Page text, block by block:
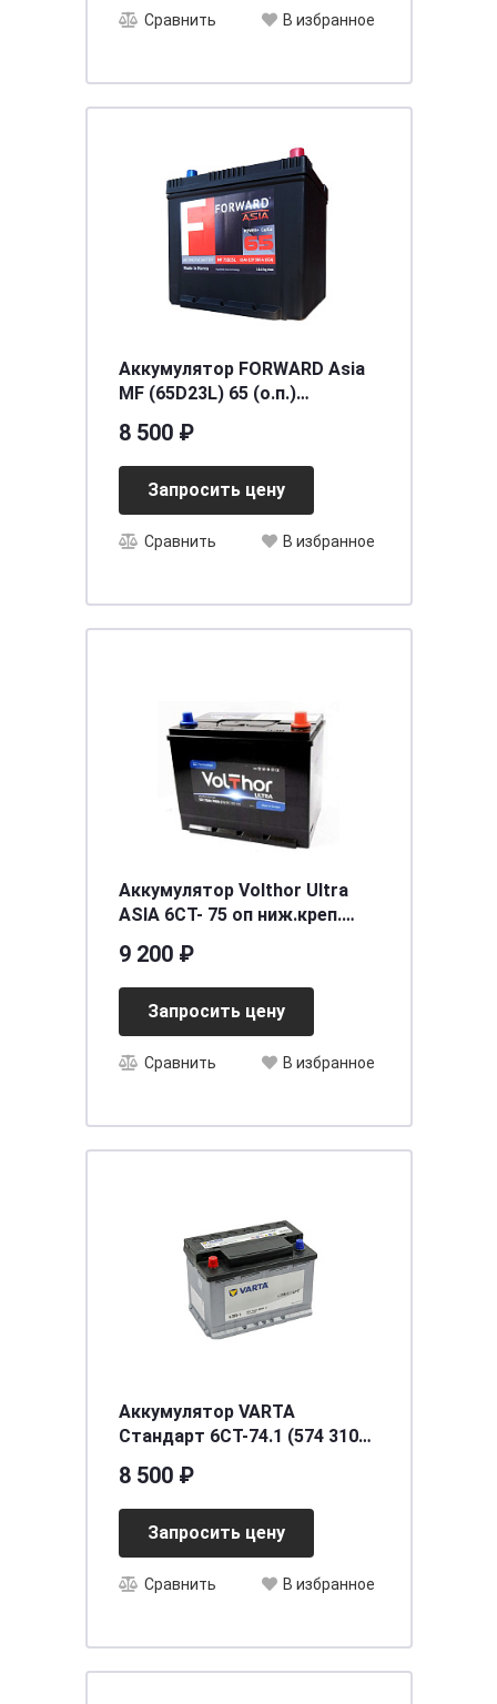
Сравнить В избранное
Аккумулятор FORWARD Asia
MF (65D23L) 65 (о.п.)
[д232ш173в225/580CCA] [D23]
8 500 ₽
Запросить цену
Сравнить В избранное
Аккумулятор Volthor Ultra
ASIA 6СТ- 75 оп ниж.креп.
[д260ш173в198(218)/700]
[D26]
9 200 ₽
Запросить цену
Сравнить В избранное
Аккумулятор VARTA
Стандарт 6CT-74.1 (574 310
8 500 ₽
Запросить цену
Сравнить В избранное